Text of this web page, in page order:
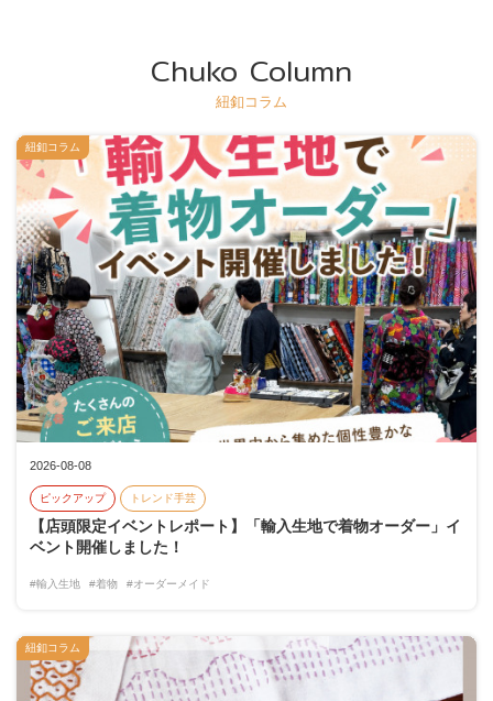
Chuko Column
紐釦コラム
2026-08-08
ピックアップ トレンド手芸
【店頭限定イベントレポート】「輸入生地で着物オーダー」イ
ベント開催しました！
#輸入生地 #着物 #オーダーメイド
紐釦コラム
紐釦コラム